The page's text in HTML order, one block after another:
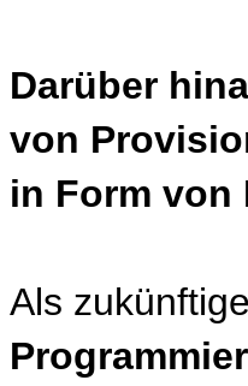
Darüber
von
in Form von
Als